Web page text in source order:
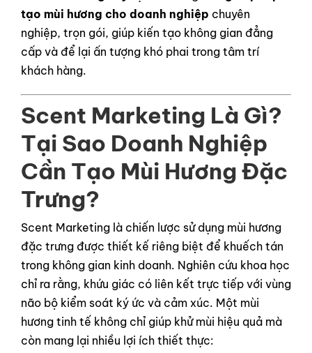
tạo mùi hương cho doanh nghiệp chuyên
nghiệp, trọn gói, giúp kiến tạo không gian đẳng
cấp và để lại ấn tượng khó phai trong tâm trí
khách hàng.
Scent Marketing Là Gì?
Tại Sao Doanh Nghiệp
Cần Tạo Mùi Hương Đặc
Trưng?
Scent Marketing là chiến lược sử dụng mùi hương
đặc trưng được thiết kế riêng biệt để khuếch tán
trong không gian kinh doanh. Nghiên cứu khoa học
chỉ ra rằng, khứu giác có liên kết trực tiếp với vùng
não bộ kiểm soát ký ức và cảm xúc. Một mùi
hương tinh tế không chỉ giúp khử mùi hiệu quả mà
còn mang lại nhiều lợi ích thiết thực: